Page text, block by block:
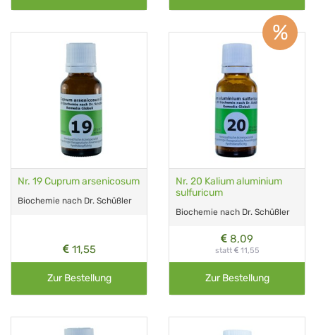
Nr. 19 Cuprum arsenicosum
Biochemie nach Dr. Schüßler
11,55
Zur Bestellung
Nr. 20 Kalium aluminium
sulfuricum
Biochemie nach Dr. Schüßler
8,09
statt 11,55
Zur Bestellung
%